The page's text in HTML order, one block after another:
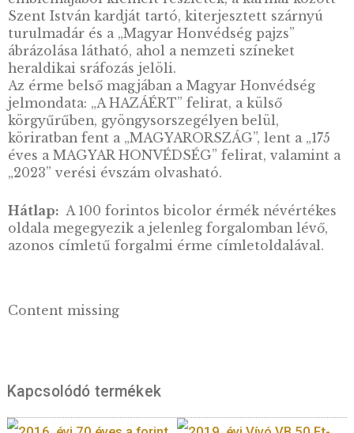
ki, megörökítve a történelmi múlt és a
katonatörténelem ma is érvényes értékeit és
hagyományait.
Előlap: Az érme előlapján, a középmezőben
körgyűrűbe átnyúlva – a Magyar Honvédség
emblémájából kiemelt részletek, a karmai
Szent István kardját tartó, kiterjesztett
turulmadár és a „Magyar Honvédség pajzs”
heraldikai sráfozás jelöli.
Az érme belső magjában a Magyar
jelmondata: „A HAZÁÉRT” felirat, a külső
éves a MAGYAR HONVÉDSÉG” felirat,
oldala megegyezik a jelenleg forgalomban
azonos címletű forgalmi érme